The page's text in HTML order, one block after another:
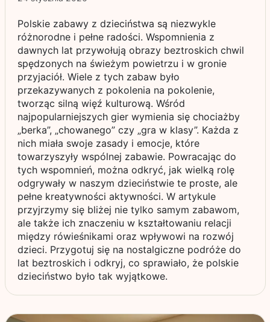
Polskie zabawy z dzieciństwa są niezwykle
różnorodne i pełne radości. Wspomnienia z
dawnych lat przywołują obrazy beztroskich chwil
spędzonych na świeżym powietrzu i w gronie
przyjaciół. Wiele z tych zabaw było
przekazywanych z pokolenia na pokolenie,
tworząc silną więź kulturową. Wśród
najpopularniejszych gier wymienia się chociażby
„berka”, „chowanego” czy „gra w klasy”. Każda z
nich miała swoje zasady i emocje, które
towarzyszyły wspólnej zabawie. Powracając do
tych wspomnień, można odkryć, jak wielką rolę
odgrywały w naszym dzieciństwie te proste, ale
pełne kreatywności aktywności. W artykule
przyjrzymy się bliżej nie tylko samym zabawom,
ale także ich znaczeniu w kształtowaniu relacji
między rówieśnikami oraz wpływowi na rozwój
dzieci. Przygotuj się na nostalgiczne podróże do
lat beztroskich i odkryj, co sprawiało, że polskie
dzieciństwo było tak wyjątkowe.